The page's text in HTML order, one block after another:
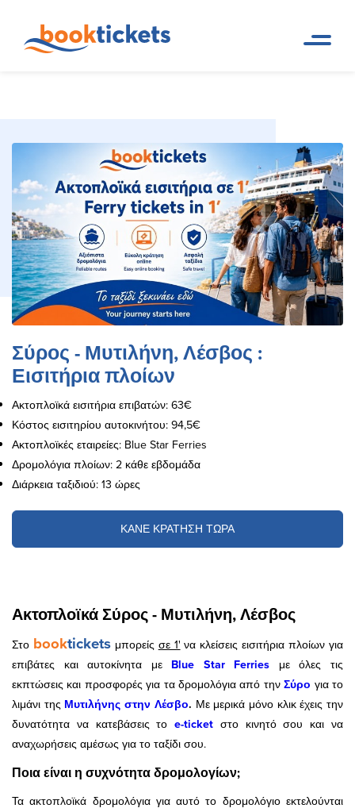
εισιτήρια πλοίων
Σύρος - Μυτιλήνη, Λέσβος :
Εισιτήρια πλοίων
Ακτοπλοϊκά εισιτήρια επιβατών: 63€
Κόστος εισιτηρίου αυτοκινήτου: 94,5€
Ακτοπλοϊκές εταιρείες: Blue Star Ferries
Δρομολόγια πλοίων: 2 κάθε εβδομάδα
Διάρκεια ταξιδιού: 13 ώρες
ΚΑΝΕ ΚΡΑΤΗΣΗ ΤΩΡΑ
Ακτοπλοϊκά Σύρος - Μυτιλήνη, Λέσβος
Στο bookticketsμπορείς σε 1' να κλείσεις εισιτήρια πλοίων για
επιβάτες και αυτοκίνητα με Blue Star Ferries
με όλες τις
εκπτώσεις και προσφορές για τα δρομολόγια από τηνΣύρο για το
λιμάνι της Μυτιλήνης στην Λέσβο. Με μερικά μόνο κλικ έχεις την
δυνατότητα να κατεβάσεις τοe-ticket στο κινητό σου και να
αναχωρήσεις αμέσως για το ταξίδι σου.
Ποια είναι η συχνότητα δρομολογίων;
Τα ακτοπλοϊκά δρομολόγια για αυτό το δρομολόγιο εκτελούνται